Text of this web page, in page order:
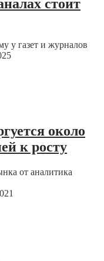
стоит
у газет и журналов
около
к росту
от аналитика